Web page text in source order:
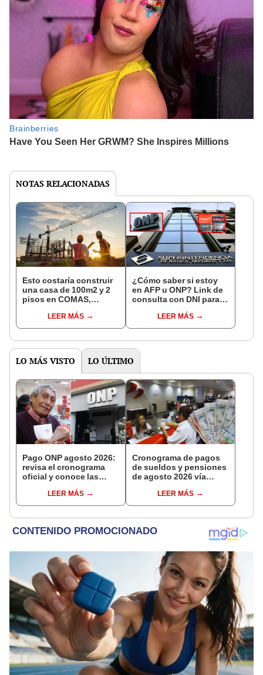
NOTAS RELACIONADAS
Esto costaría construir
una casa de 100m2 y 2
pisos en COMAS,
distritos de LIMA
NORTE
LEER MÁS
¿Cómo saber si estoy
en AFP u ONP? Link de
consulta con DNI para
pensiones estás
LEER MÁS
LO MÁS VISTO LO ÚLTIMO
Pago ONP agosto 2026:
revisa el cronograma
oficial y conoce las
apellidoLEER MÁS
Cronograma de pagos
de sueldos y pensiones
de agosto 2026 vía
conoce las fechas de
depósito
LEER MÁS